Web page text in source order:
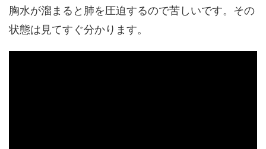
胸水が溜まると肺を圧迫するので苦しいです。その
状態は見てすぐ分かります。